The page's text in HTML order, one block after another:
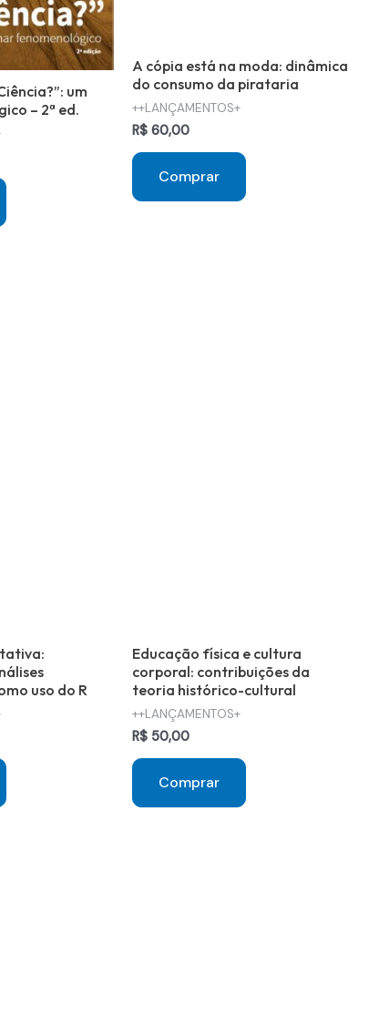
um
– 2ª ed.
A cópia está na moda: dinâmica
do consumo da pirataria
++LANÇAMENTOS+
R$ 60,00
Comprar
uso do R
Educação física e cultura
corporal: contribuições da
teoria histórico-cultural
++LANÇAMENTOS+
R$ 50,00
Comprar